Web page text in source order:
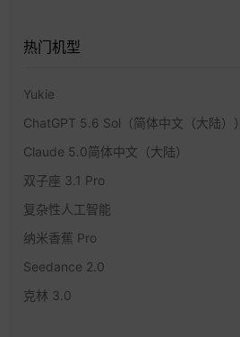
热门机型
Yukie
ChatGPT 5.6 Sol（简体中文（大陆））
Claude 5.0简体中文（大陆）
双子座 3.1 Pro
复杂性人工智能
纳米香蕉 Pro
Seedance 2.0
克林 3.0